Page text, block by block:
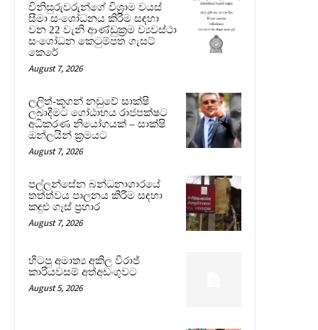
විනිසුරුවරුන්ගේ විශ්‍රාම වයස්
සීමා සංශෝධනය කිරීම සඳහා
වන 22 වැනි ආණ්ඩුක්‍රම ව්‍යවස්ථා
සංශෝධන කෙටුම්පත ගැසට්
කෙරේ
August 7, 2026
ලලිත්-කූගන් නඩුවේ සාක්ෂි
ලබාදීමට ගෝඨාභය රාජපක්ෂට
අධිකරණ නියෝගයක් – සාක්ෂි
ඔන්ලයින් ක්‍රමයට
August 7, 2026
පල්ලන්සේන බන්ධනාගාරයේ
තත්ත්වය පාලනය කිරීම සඳහා
කඳුළු ගෑස් ප්‍රහාර
August 7, 2026
හිටපු අමාත්‍ය අකිල විරාජ්
කාරියවසම් අත්අඩංගුවට
August 5, 2026